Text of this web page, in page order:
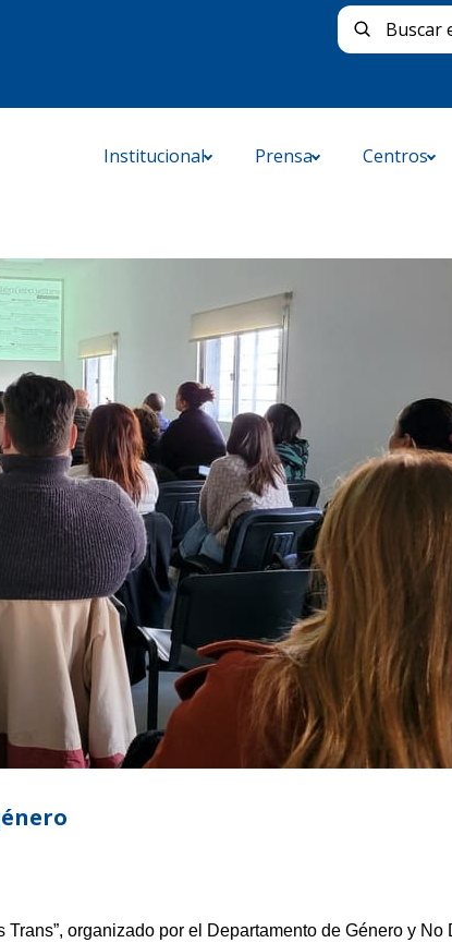
Buscar
Institucional Prensa Centros
organizado por el Departamento de Género y